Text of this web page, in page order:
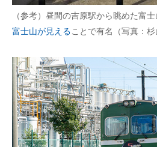
（参考）昼間の吉原駅から眺めた富
富士山が見えることで有名（写真：杉